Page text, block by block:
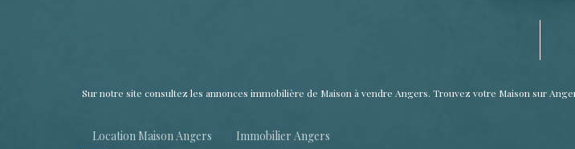
Sur notre site consultez les annonces immobilière de Maison à vendre Angers. Trouvez votre Maison sur
Location Maison Angers Immobilier Angers